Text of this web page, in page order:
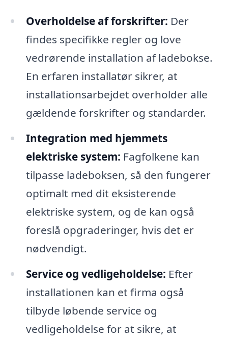
Overholdelse af forskrifter: Der
findes specifikke regler og love
vedrørende installation af ladebokse.
En erfaren installatør sikrer, at
installationsarbejdet overholder alle
gældende forskrifter og standarder.
Integration med hjemmets
elektriske system: Fagfolkene kan
tilpasse ladeboksen, så den fungerer
optimalt med dit eksisterende
elektriske system, og de kan også
foreslå opgraderinger, hvis det er
nødvendigt.
Service og vedligeholdelse: Efter
installationen kan et firma også
tilbyde løbende service og
vedligeholdelse for at sikre, at